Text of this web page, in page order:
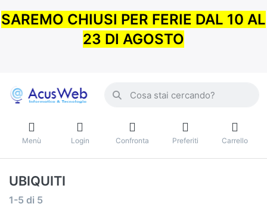
SAREMO CHIUSI PER FERIE DAL 10 AL
23 DI AGOSTO
Menù Login Confronta Preferiti Carrello
UBIQUITI
1-5 di 5